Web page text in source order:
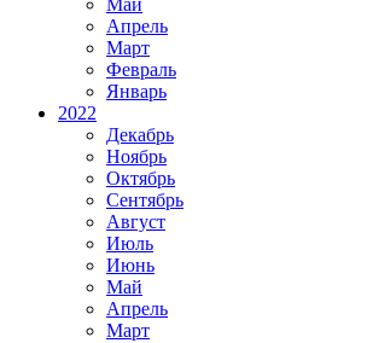
Апрель
Март
Февраль
Январь
2022
Декабрь
Ноябрь
Октябрь
Сентябрь
Август
Июль
Июнь
Май
Апрель
Март